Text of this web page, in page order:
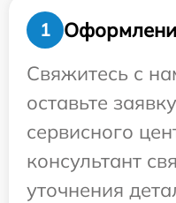
1
Свяжитесь с
оставьте
сервисного
консультант
уточнения